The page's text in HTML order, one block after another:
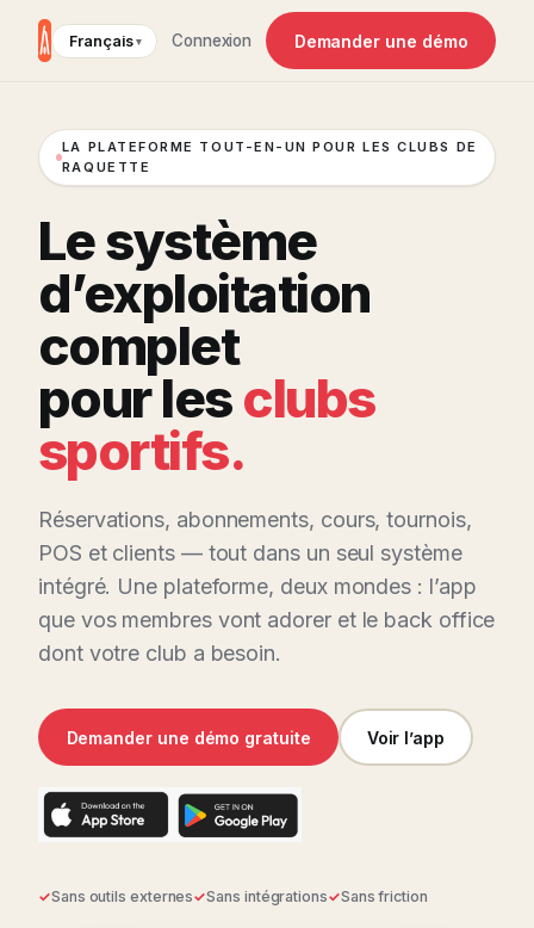
Français Connexion Demander une démo
LA PLATEFORME TOUT-EN-UN POUR LES CLUBS DE
RAQUETTE
Le système
d’exploitation
complet
pour lesclubs
sportifs.
Réservations, abonnements, cours, tournois,
POS et clients — tout dans un seul système
intégré. Une plateforme, deux mondes : l’app
que vos membres vont adorer et le back office
dont votre club a besoin.
Demander une démo gratuite Voir l’app
Sans outils externes Sans intégrations Sans friction